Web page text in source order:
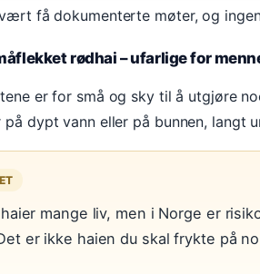
få dokumenterte møter, og
rødhai – ufarlige for
er for små og sky til å utgjøre
på dypt vann eller på bunnen, langt
mange liv, men i Norge er
er ikke haien du skal frykte på